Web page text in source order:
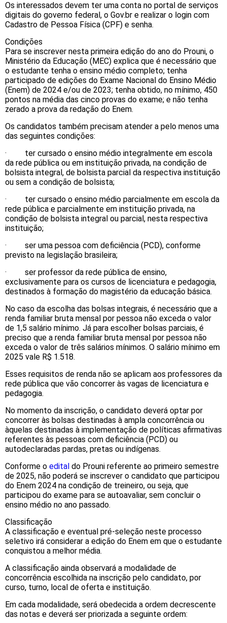
Os interessados devem ter uma conta no portal de serviços
digitais do governo federal, o Gov.br e realizar o login com
Cadastro de Pessoa Física (CPF) e senha.
Condições
Para se inscrever nesta primeira edição do ano do Prouni, o
Ministério da Educação (MEC) explica que é necessário que
o estudante tenha o ensino médio completo; tenha
participado de edições do Exame Nacional do Ensino Médio
(Enem) de 2024 e/ou de 2023; tenha obtido, no mínimo, 450
pontos na média das cinco provas do exame; e não tenha
zerado a prova da redação do Enem.
Os candidatos também precisam atender a pelo menos uma
das seguintes condições:
· ter cursado o ensino médio integralmente em escola
da rede pública ou em instituição privada, na condição de
bolsista integral, de bolsista parcial da respectiva instituição
ou sem a condição de bolsista;
· ter cursado o ensino médio parcialmente em escola da
rede pública e parcialmente em instituição privada, na
condição de bolsista integral ou parcial, nesta respectiva
instituição;
· ser uma pessoa com deficiência (PCD), conforme
previsto na legislação brasileira;
· ser professor da rede pública de ensino,
exclusivamente para os cursos de licenciatura e pedagogia,
destinados à formação do magistério da educação básica.
No caso da escolha das bolsas integrais, é necessário que a
renda familiar bruta mensal por pessoa não exceda o valor
de 1,5 salário mínimo. Já para escolher bolsas parciais, é
preciso que a renda familiar bruta mensal por pessoa não
exceda o valor de três salários mínimos. O salário mínimo em
2025 vale R$ 1.518.
Esses requisitos de renda não se aplicam aos professores da
rede pública que vão concorrer às vagas de licenciatura e
pedagogia.
No momento da inscrição, o candidato deverá optar por
concorrer às bolsas destinadas à ampla concorrência ou
àquelas destinadas à implementação de políticas afirmativas
referentes às pessoas com deficiência (PCD) ou
autodeclaradas pardas, pretas ou indígenas.
Conforme o edital do Prouni referente ao primeiro semestre
de 2025, não poderá se inscrever o candidato que participou
do Enem 2024 na condição de treineiro, ou seja, que
participou do exame para se autoavaliar, sem concluir o
ensino médio no ano passado.
Classificação
A classificação e eventual pré-seleção neste processo
seletivo irá considerar a edição do Enem em que o estudante
conquistou a melhor média.
A classificação ainda observará a modalidade de
concorrência escolhida na inscrição pelo candidato, por
curso, turno, local de oferta e instituição.
Em cada modalidade, será obedecida a ordem decrescente
das notas e deverá ser priorizada a seguinte ordem: